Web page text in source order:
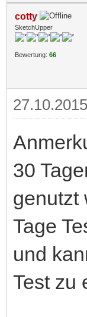
cotty
SketchUpper
Bewertung: 66
30
genutzt
Tage
und
Test zu